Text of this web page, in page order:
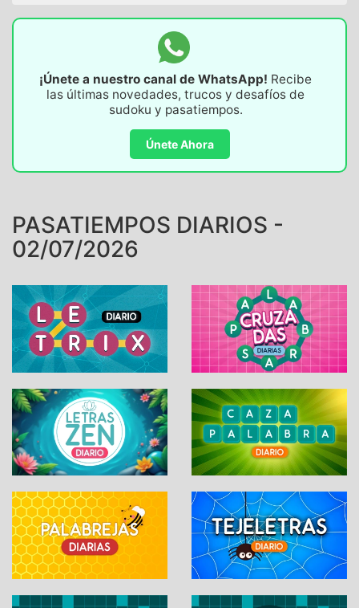
¡Únete a nuestro canal de WhatsApp! Recibe
las últimas novedades, trucos y desafíos de
sudoku y pasatiempos.
Únete Ahora
PASATIEMPOS DIARIOS -
02/07/2026